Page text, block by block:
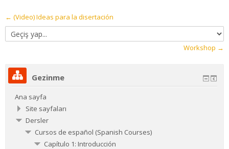
← (Video) Ideas para la disertación
Geçiş
yap...
Workshop →
Gezinme
Ana sayfa
Site sayfaları
Dersler
Cursos de español (Spanish Courses)
Capítulo 1: Introducción